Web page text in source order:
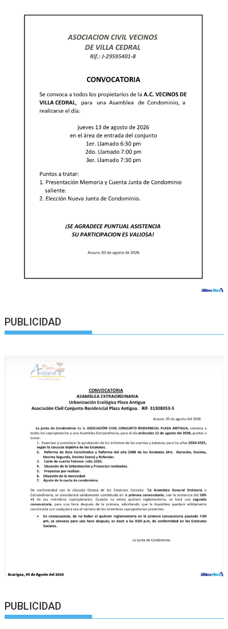
PUBLICIDAD
PUBLICIDAD